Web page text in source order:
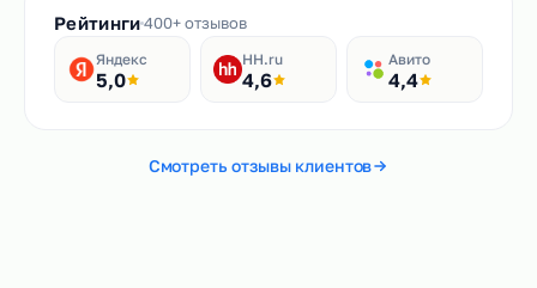
Рейтинги400+ отзывов
Яндекс
5,0
HH.ru
4,6
Авито
4,4
Смотреть отзывы клиентов